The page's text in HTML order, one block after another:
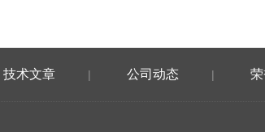
技术文章 | 公司动态 |